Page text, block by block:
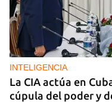
INTELIGENCIA
La CIA actúa en
cúpula del poder y